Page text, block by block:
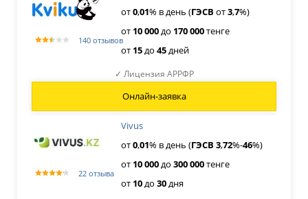
140 отзывов
от0,01% в день (ГЭСВ от3,7%)
от 10000до 170000тенге
от 15до 45дней
Онлайн-заявка
✓ Лицензия АРРФР
22 отзыва
Vivus
от0,01% в день (ГЭСВ 3,72%-46%)
от 10000до 300000тенге
от 10до 30дня